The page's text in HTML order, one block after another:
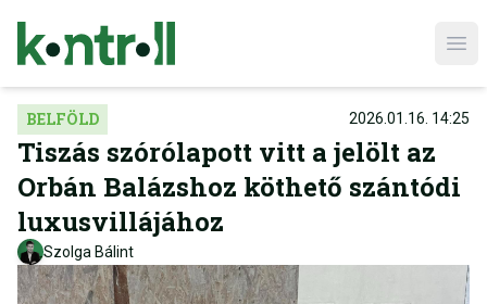
BELFÖLD 2026.01.16. 14:25
Tiszás szórólapott vitt a jelölt az
Orbán Balázshoz köthető szántódi
luxusvillájához
Szolga Bálint